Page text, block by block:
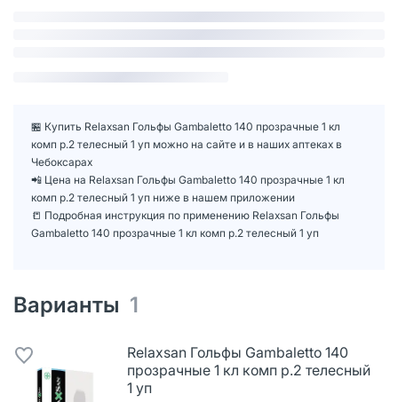
🏪 Купить Relaxsan Гольфы Gambaletto 140 прозрачные 1 кл
комп р.2 телесный 1 уп можно на сайте и в наших аптеках в
Чебоксарах
📲 Цена на Relaxsan Гольфы Gambaletto 140 прозрачные 1 кл
комп р.2 телесный 1 уп ниже в нашем приложении
📒 Подробная инструкция по применению Relaxsan Гольфы
Gambaletto 140 прозрачные 1 кл комп р.2 телесный 1 уп
Варианты 1
Relaxsan Гольфы Gambaletto 140
прозрачные 1 кл комп р.2 телесный
1 уп